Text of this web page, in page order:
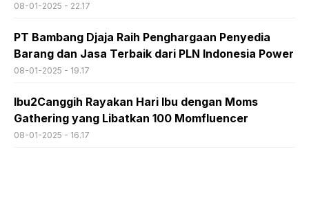
08-01-2025 - 22.17
PT Bambang Djaja Raih Penghargaan Penyedia
Barang dan Jasa Terbaik dari PLN Indonesia Power
08-01-2025 - 19.17
Ibu2Canggih Rayakan Hari Ibu dengan Moms
Gathering yang Libatkan 100 Momfluencer
08-01-2025 - 16.17